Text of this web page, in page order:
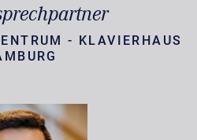
- KLAVIERHAUS